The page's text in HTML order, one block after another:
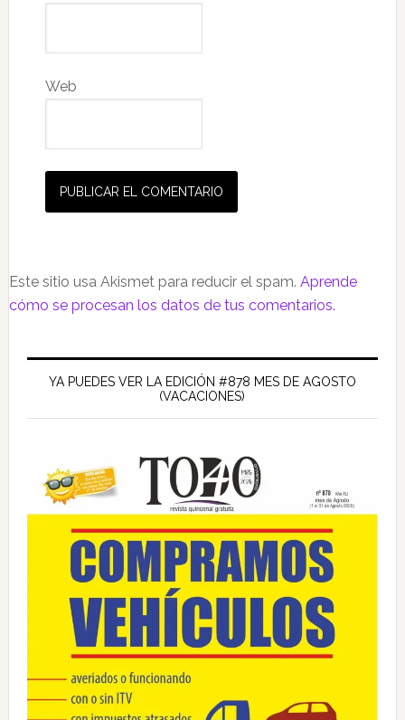
Web
Este sitio usa Akismet para reducir el spam. Aprende
cómo se procesan los datos de tus comentarios.
Barra
lateral
principal
YA PUEDES VER LA EDICIÓN #878 MES DE AGOSTO
(VACACIONES)